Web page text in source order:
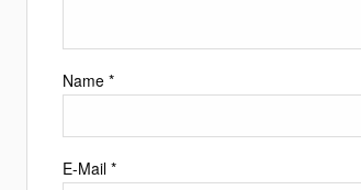
Name *
E-Mail *